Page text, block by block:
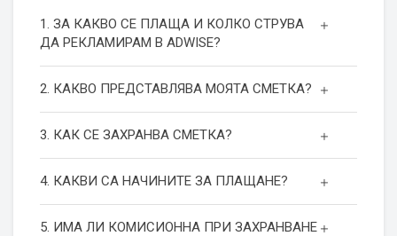
1. ЗА КАКВО СЕ ПЛАЩА И КОЛКО СТРУВА
ДА РЕКЛАМИРАМ В ADWISE?
2. КАКВО ПРЕДСТАВЛЯВА МОЯТА СМЕТКА?
3. КАК СЕ ЗАХРАНВА СМЕТКА?
4. КАКВИ СА НАЧИНИТЕ ЗА ПЛАЩАНЕ?
5. ИМА ЛИ КОМИСИОННА ПРИ ЗАХРАНВАНЕ